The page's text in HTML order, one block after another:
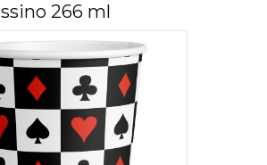
266 ml